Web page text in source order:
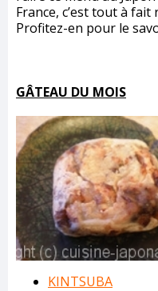
France, c’est tout à fait
Profitez-en pour le
GÂTEAU DU MOIS
KINTSUBA